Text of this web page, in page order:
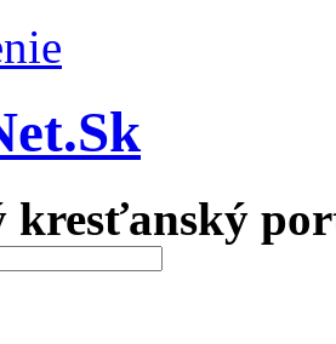
kresťanský